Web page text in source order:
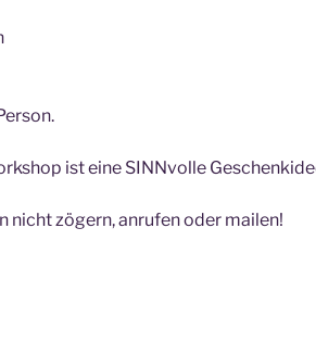
ist eine SINNvolle
nicht zögern, anrufen oder mailen!